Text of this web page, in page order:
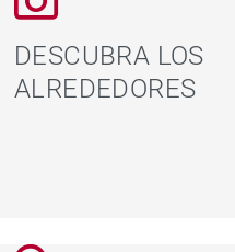
DESCUBRA LOS
ALREDEDORES